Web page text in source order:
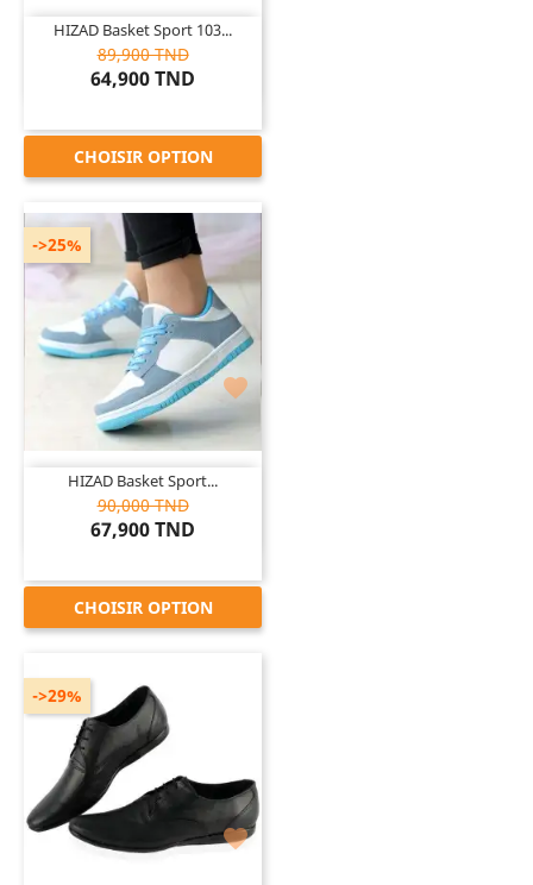
HIZAD Basket Sport 103...
89,900 TND
64,900 TND
CHOISIR OPTION

HIZAD Basket Sport...
90,000 TND
67,900 TND
->25%
CHOISIR OPTION

->29%